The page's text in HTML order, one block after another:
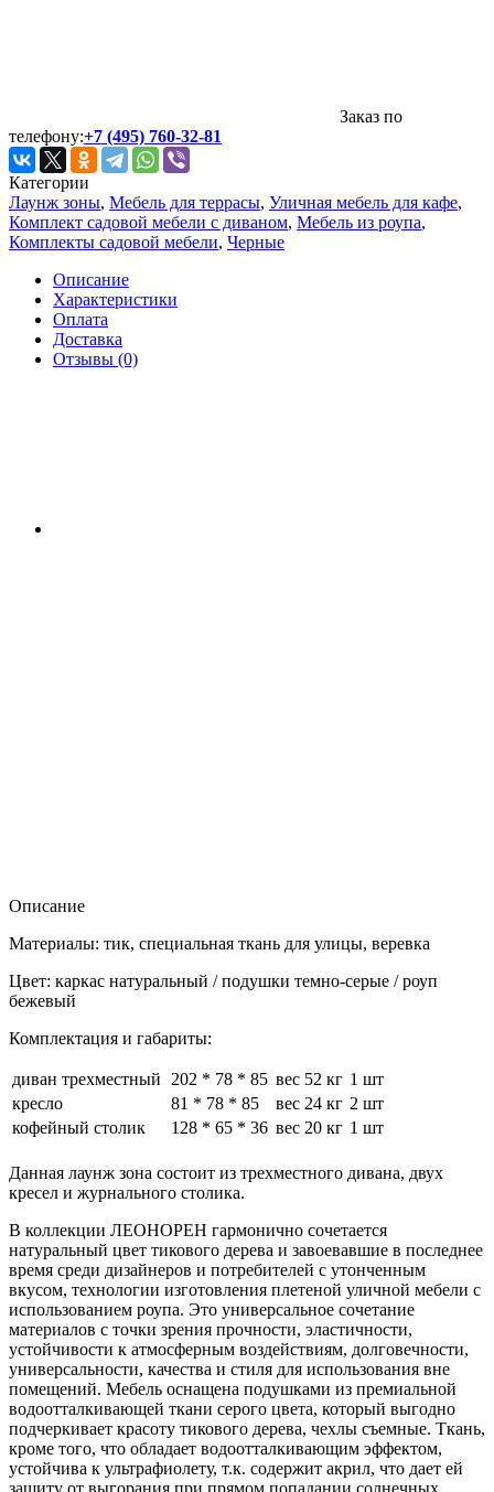
Заказ по
телефону:+7 (495) 760-32-81
Категории
Лаунж зоны, Мебель для террасы, Уличная мебель для кафе,
Комплект садовой мебели с диваном, Мебель из роупа,
Комплекты садовой мебели, Черные
Описание
Характеристики
Оплата
Доставка
Отзывы (0)
Описание
Материалы: тик, специальная ткань для улицы, веревка
Цвет: каркас натуральный / подушки темно-серые / роуп
бежевый
Комплектация и габариты:
диван трехместный 202 * 78 * 85 вес 52 кг 1 шт
кресло
81 * 78 * 85 вес 24 кг 2 шт
кофейный столик
128 * 65 * 36 вес 20 кг 1 шт
Данная лаунж зона состоит из трехместного дивана, двух
кресел и журнального столика.
В коллекции ЛЕОНОРЕН гармонично сочетается
натуральный цвет тикового дерева и завоевавшие в последнее
время среди дизайнеров и потребителей с утонченным
вкусом, технологии изготовления плетеной уличной мебели с
использованием роупа. Это универсальное сочетание
материалов с точки зрения прочности, эластичности,
устойчивости к атмосферным воздействиям, долговечности,
универсальности, качества и стиля для использования вне
помещений. Мебель оснащена подушками из премиальной
водоотталкивающей ткани серого цвета, который выгодно
подчеркивает красоту тикового дерева, чехлы съемные. Ткань,
кроме того, что обладает водоотталкивающим эффектом,
устойчива к ультрафиолету, т.к. содержит акрил, что дает ей
защиту от выгорания при прямом попадании солнечных